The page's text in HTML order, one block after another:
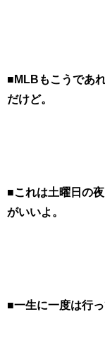
■MLBもこうであ
だけど。
■これは土曜日の
がいいよ。
■一生に一度は行っ